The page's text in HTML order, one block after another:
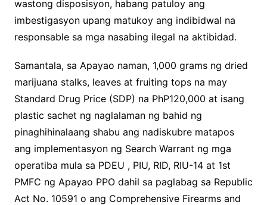
wastong disposisyon, habang patuloy ang
imbestigasyon upang matukoy ang indibidwal na
responsable sa mga nasabing ilegal na aktibidad.
Samantala, sa Apayao naman, 1,000 grams ng dried
marijuana stalks, leaves at fruiting tops na may
Standard Drug Price (SDP) na PhP120,000 at isang
plastic sachet ng naglalaman ng bahid ng
pinaghihinalaang shabu ang nadiskubre matapos
ang implementasyon ng Search Warrant ng mga
operatiba mula sa PDEU , PIU, RID, RIU-14 at 1st
PMFC ng Apayao PPO dahil sa paglabag sa Republic
Act No. 10591 o ang Comprehensive Firearms and